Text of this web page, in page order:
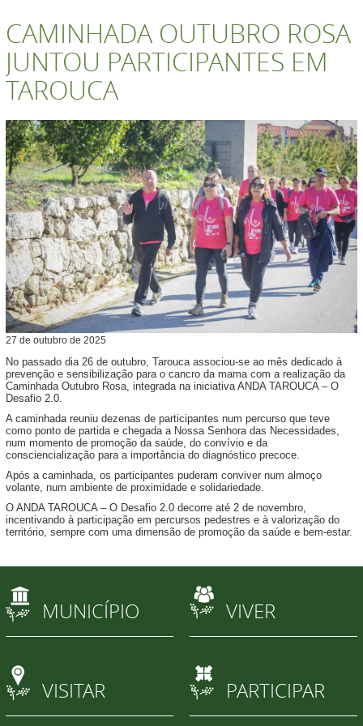
CAMINHADA OUTUBRO ROSA
JUNTOU PARTICIPANTES EM
TAROUCA
27 de outubro de 2025
No passado dia 26 de outubro, Tarouca associou-se ao mês dedicado à
prevenção e sensibilização para o cancro da mama com a realização da
Caminhada Outubro Rosa, integrada na iniciativa ANDA TAROUCA – O
Desafio 2.0.
A caminhada reuniu dezenas de participantes num percurso que teve
como ponto de partida e chegada a Nossa Senhora das Necessidades,
num momento de promoção da saúde, do convívio e da
consciencialização para a importância do diagnóstico precoce.
Após a caminhada, os participantes puderam conviver num almoço
volante, num ambiente de proximidade e solidariedade.
O ANDA TAROUCA – O Desafio 2.0 decorre até 2 de novembro,
incentivando à participação em percursos pedestres e à valorização do
território, sempre com uma dimensão de promoção da saúde e bem-estar.
MUNICÍPIO VIVER
VISITAR PARTICIPAR